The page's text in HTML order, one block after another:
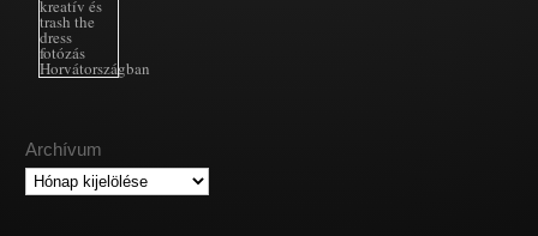
Archívum
Archívum